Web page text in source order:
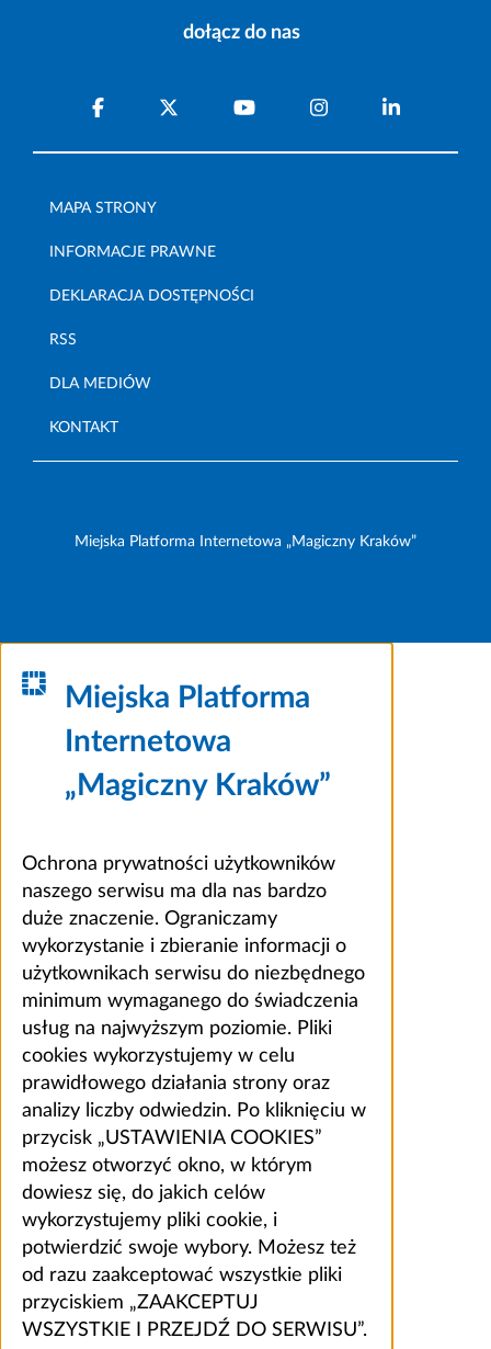
dołącz do nas
MAPA STRONY
INFORMACJE PRAWNE
DEKLARACJA DOSTĘPNOŚCI
RSS
DLA MEDIÓW
KONTAKT
Miejska Platforma Internetowa „Magiczny Kraków”
Miejska Platforma
Internetowa
„Magiczny Kraków”
Ochrona prywatności użytkowników
naszego serwisu ma dla nas bardzo
duże znaczenie. Ograniczamy
wykorzystanie i zbieranie informacji o
użytkownikach serwisu do niezbędnego
minimum wymaganego do świadczenia
usług na najwyższym poziomie. Pliki
cookies wykorzystujemy w celu
prawidłowego działania strony oraz
analizy liczby odwiedzin. Po kliknięciu w
przycisk „USTAWIENIA COOKIES”
możesz otworzyć okno, w którym
dowiesz się, do jakich celów
wykorzystujemy pliki cookie, i
potwierdzić swoje wybory. Możesz też
od razu zaakceptować wszystkie pliki
przyciskiem „ZAAKCEPTUJ
WSZYSTKIE I PRZEJDŹ DO SERWISU”.